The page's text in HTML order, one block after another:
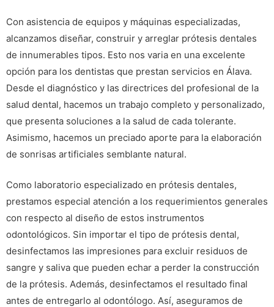
Con asistencia de equipos y máquinas especializadas,
alcanzamos diseñar, construir y arreglar prótesis dentales
de innumerables tipos. Esto nos varia en una excelente
opción para los dentistas que prestan servicios en Álava.
Desde el diagnóstico y las directrices del profesional de la
salud dental, hacemos un trabajo completo y personalizado,
que presenta soluciones a la salud de cada tolerante.
Asimismo, hacemos un preciado aporte para la elaboración
de sonrisas artificiales semblante natural.
Como laboratorio especializado en prótesis dentales,
prestamos especial atención a los requerimientos generales
con respecto al diseño de estos instrumentos
odontológicos. Sin importar el tipo de prótesis dental,
desinfectamos las impresiones para excluir residuos de
sangre y saliva que pueden echar a perder la construcción
de la prótesis. Además, desinfectamos el resultado final
antes de entregarlo al odontólogo. Así, aseguramos de